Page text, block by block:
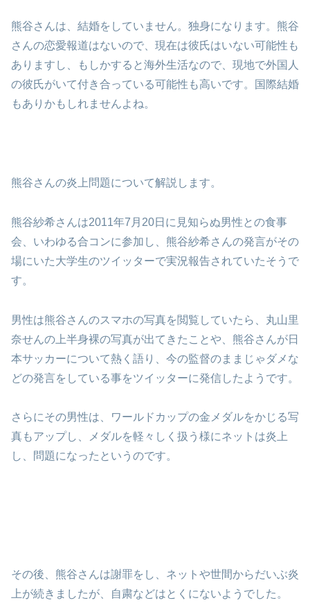
熊谷さんは、結婚をしていません。独身になります。熊谷
さんの恋愛報道はないので、現在は彼氏はいない可能性も
ありますし、もしかすると海外生活なので、現地で外国人
の彼氏がいて付き合っている可能性も高いです。国際結婚
もありかもしれませんよね。
熊谷さんの炎上問題について解説します。
熊谷紗希さんは2011年7月20日に見知らぬ男性との食事
会、いわゆる合コンに参加し、熊谷紗希さんの発言がその
場にいた大学生のツイッターで実況報告されていたそうで
す。
男性は熊谷さんのスマホの写真を閲覧していたら、丸山里
奈せんの上半身裸の写真が出てきたことや、熊谷さんが日
本サッカーについて熱く語り、今の監督のままじゃダメな
どの発言をしている事をツイッターに発信したようです。
さらにその男性は、ワールドカップの金メダルをかじる写
真もアップし、メダルを軽々しく扱う様にネットは炎上
し、問題になったというのです。
その後、熊谷さんは謝罪をし、ネットや世間からだいぶ炎
上が続きましたが、自粛などはとくにないようでした。